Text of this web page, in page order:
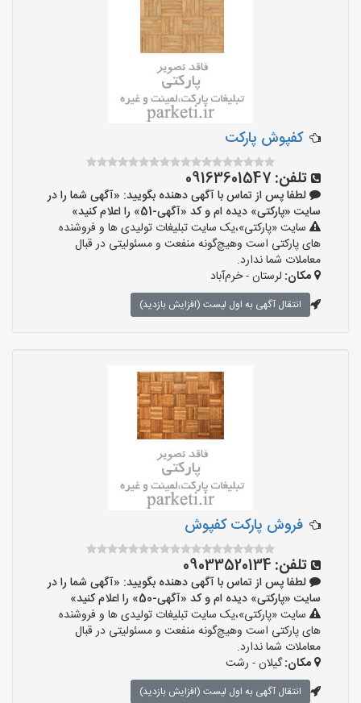
کفپوش پارکت
تلفن: 09163601547
لطفا پس از تماس با آگهی دهنده بگویید: «آگهی شما را در
سایت «پارکتی» دیده ام و کد «آگهی-51» را اعلام کنید»
سایت «پارکتی»،یک سایت تبلیغات تولیدی ها و فروشنده
های پارکتی است وهیچ‌گونه منفعت و مسئولیتی در قبال
معاملات شما ندارد.
مکان: لرستان - خرم‌آباد
انتقال آگهی به اول لیست (افزایش بازدید)
فروش پارکت کفپوش
تلفن: 09033520134
لطفا پس از تماس با آگهی دهنده بگویید: «آگهی شما را در
سایت «پارکتی» دیده ام و کد «آگهی-50» را اعلام کنید»
سایت «پارکتی»،یک سایت تبلیغات تولیدی ها و فروشنده
های پارکتی است وهیچ‌گونه منفعت و مسئولیتی در قبال
معاملات شما ندارد.
مکان:گیلان - رشت
انتقال آگهی به اول لیست (افزایش بازدید)